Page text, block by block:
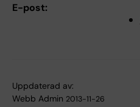
E-post:
Uppdaterad av:
Webb Admin 2013-11-26